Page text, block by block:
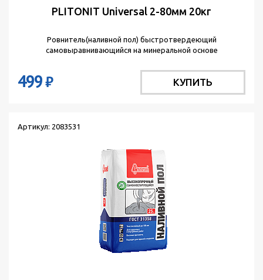
PLITONIT Universal 2-80мм 20кг
Ровнитель(наливной пол) быстротвердеющий
самовыравнивающийся на минеральной основе
499₽ КУПИТЬ
Артикул: 2083531